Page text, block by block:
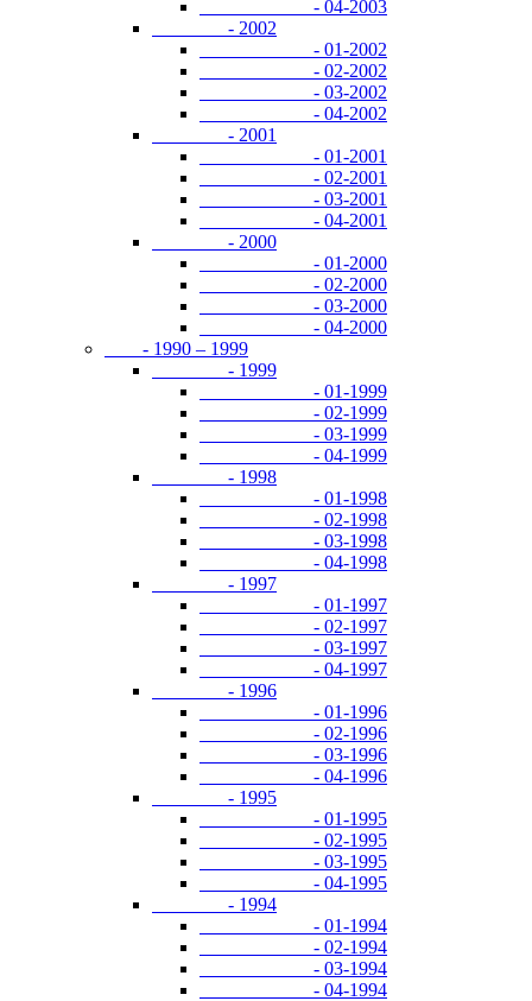
- 04-2003
- 2002
- 01-2002
- 02-2002
- 03-2002
- 04-2002
- 2001
- 01-2001
- 02-2001
- 03-2001
- 04-2001
- 2000
- 01-2000
- 02-2000
- 03-2000
- 04-2000
- 1990 – 1999
- 1999
- 01-1999
- 02-1999
- 03-1999
- 04-1999
- 1998
- 01-1998
- 02-1998
- 03-1998
- 04-1998
- 1997
- 01-1997
- 02-1997
- 03-1997
- 04-1997
- 1996
- 01-1996
- 02-1996
- 03-1996
- 04-1996
- 1995
- 01-1995
- 02-1995
- 03-1995
- 04-1995
- 1994
- 01-1994
- 02-1994
- 03-1994
- 04-1994